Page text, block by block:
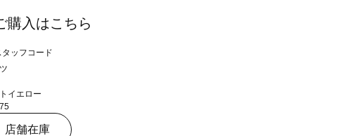
購入はこちら
イエロー
店舗在庫